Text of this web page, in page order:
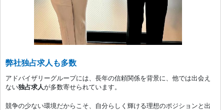
弊社独占求人も多数
アドバイザリーグループには、長年の信頼関係を背景に、他では出会え
ない独占求人が多数寄せられています。
競争の少ない環境だからこそ、自分らしく輝ける理想のポジションと出